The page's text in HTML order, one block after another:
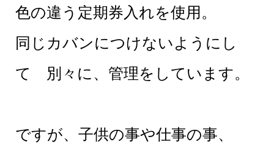
色の違う定期券入れを使用。
同じカバンにつけないようにし
て 別々に、管理をしています。
ですが、子供の事や仕事の事、